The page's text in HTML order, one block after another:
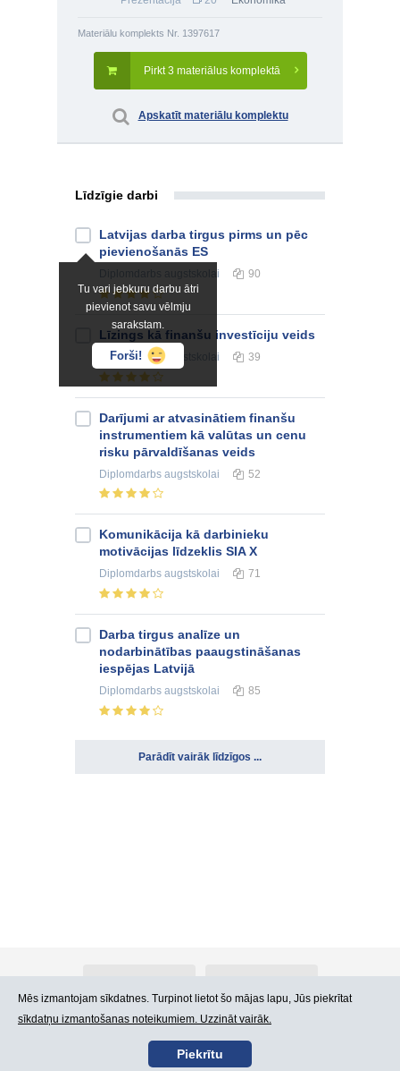
Materiālu komplekts Nr. 1397617
Pirkt 3 materiālus komplektā
Apskatīt materiālu komplektu
Līdzīgie darbi
Tu vari jebkuru darbu ātri
pievienot savu vēlmju
sarakstam.
Forši!
Latvijas darba tirgus pirms un pēc
pievienošanās ES
augstskolai 90
Līzings kā finanšu investīciju veids
Diplomdarbsaugstskolai 39
Darījumi ar atvasinātiem finanšu
instrumentiem kā valūtas un cenu
risku pārvaldīšanas veids
Diplomdarbs augstskolai 52
Komunikācija kā darbinieku
motivācijas līdzeklis SIA X
Diplomdarbs augstskolai 71
Darba tirgus analīze un
nodarbinātības paaugstināšanas
iespējas Latvijā
Diplomdarbs augstskolai 85
Parādīt vairāk līdzīgos ...
Kontakti Lietošanas noteikumi
Mēs izmantojam sīkdatnes. Turpinot lietot šo mājas lapu, Jūs piekrītat
sīkdatņu izmantošanas noteikumiem. Uzzināt vairāk.
Piekrītu